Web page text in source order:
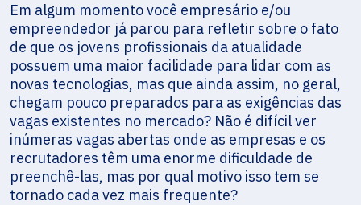
Em algum momento você empresário e/ou
empreendedor já parou para refletir sobre o fato
de que os jovens profissionais da atualidade
possuem uma maior facilidade para lidar com as
novas tecnologias, mas que ainda assim, no geral,
chegam pouco preparados para as exigências das
vagas existentes no mercado? Não é difícil ver
inúmeras vagas abertas onde as empresas e os
recrutadores têm uma enorme dificuldade de
preenchê-las, mas por qual motivo isso tem se
tornado cada vez mais frequente?